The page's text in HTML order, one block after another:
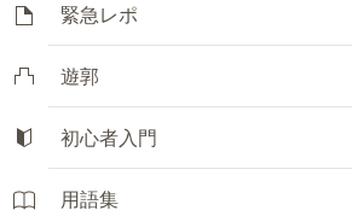
緊急レポ
遊郭
初心者入門
用語集